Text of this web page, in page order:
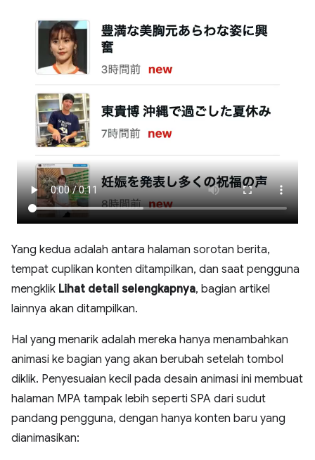
Yang kedua adalah antara halaman sorotan berita,
tempat cuplikan konten ditampilkan, dan saat pengguna
mengklik Lihat detail selengkapnya, bagian artikel
lainnya akan ditampilkan.
Hal yang menarik adalah mereka hanya menambahkan
animasi ke bagian yang akan berubah setelah tombol
diklik. Penyesuaian kecil pada desain animasi ini membuat
halaman MPA tampak lebih seperti SPA dari sudut
pandang pengguna, dengan hanya konten baru yang
dianimasikan: